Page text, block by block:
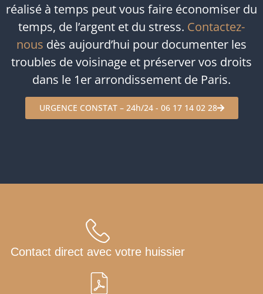
réalisé à temps peut vous faire économiser du
temps, de l’argent et du stress. Contactez-
nous dès aujourd’hui pour documenter les
troubles de voisinage et préserver vos droits
dans le 1er arrondissement de Paris.
URGENCE CONSTAT – 24h/24 - 06 17 14 02 28
Contact direct avec votre huissier